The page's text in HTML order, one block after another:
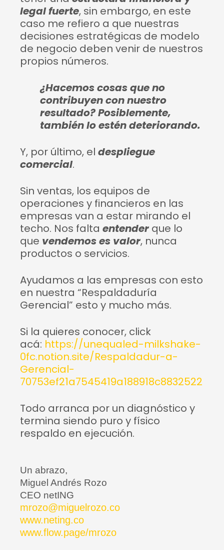
legal fuerte, sin embargo, en este
caso me refiero a que nuestras
decisiones estratégicas de modelo
de negocio deben venir de nuestros
propios números.
¿Hacemos cosas que no
contribuyen con nuestro
resultado? Posiblemente,
también lo estén deteriorando.
Y, por último, el despliegue
comercial.
Sin ventas, los equipos de
operaciones y financieros en las
empresas van a estar mirando el
techo. Nos falta entender que lo
que vendemos es valor, nunca
productos o servicios.
Ayudamos a las empresas con esto
en nuestra “Respaldaduría
Gerencial” esto y mucho más.
Si la quieres conocer, click
acá: https://unequaled-milkshake-
0fc.notion.site/Respaldadur-a-
Gerencial-
70753ef21a7545419a188918c8832522
Todo arranca por un diagnóstico y
termina siendo puro y físico
respaldo en ejecución.
Un abrazo,
Miguel Andrés Rozo
CEO netING
mrozo@miguelrozo.co
www.neting.co
www.flow.page/mrozo